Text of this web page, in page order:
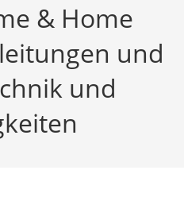
& Home
und
und